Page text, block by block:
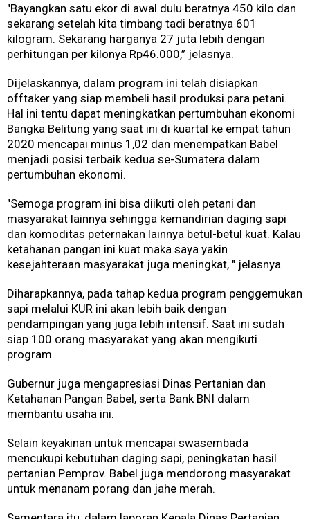
"Bayangkan satu ekor di awal dulu beratnya 450 kilo dan
sekarang setelah kita timbang tadi beratnya 601
kilogram. Sekarang harganya 27 juta lebih dengan
perhitungan per kilonya Rp46.000,” jelasnya.
Dijelaskannya, dalam program ini telah disiapkan
offtaker yang siap membeli hasil produksi para petani.
Hal ini tentu dapat meningkatkan pertumbuhan ekonomi
Bangka Belitung yang saat ini di kuartal ke empat tahun
2020 mencapai minus 1,02 dan menempatkan Babel
menjadi posisi terbaik kedua se-Sumatera dalam
pertumbuhan ekonomi.
"Semoga program ini bisa diikuti oleh petani dan
masyarakat lainnya sehingga kemandirian daging sapi
dan komoditas peternakan lainnya betul-betul kuat. Kalau
ketahanan pangan ini kuat maka saya yakin
kesejahteraan masyarakat juga meningkat, " jelasnya
Diharapkannya, pada tahap kedua program penggemukan
sapi melalui KUR ini akan lebih baik dengan
pendampingan yang juga lebih intensif. Saat ini sudah
siap 100 orang masyarakat yang akan mengikuti
program.
Gubernur juga mengapresiasi Dinas Pertanian dan
Ketahanan Pangan Babel, serta Bank BNI dalam
membantu usaha ini.
Selain keyakinan untuk mencapai swasembada
mencukupi kebutuhan daging sapi, peningkatan hasil
pertanian Pemprov. Babel juga mendorong masyarakat
untuk menanam porang dan jahe merah.